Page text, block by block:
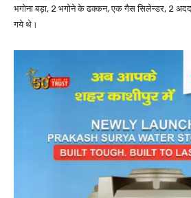
भगोना बड़ा, 2 भगोने के ढक्कन, एक गैस सिलेन्डर, 2 अदद
गये थे।